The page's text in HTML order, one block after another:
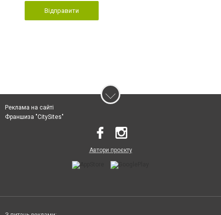
Відправити
Реклама на сайті
Франшиза "CitySites"
Автори проєкту